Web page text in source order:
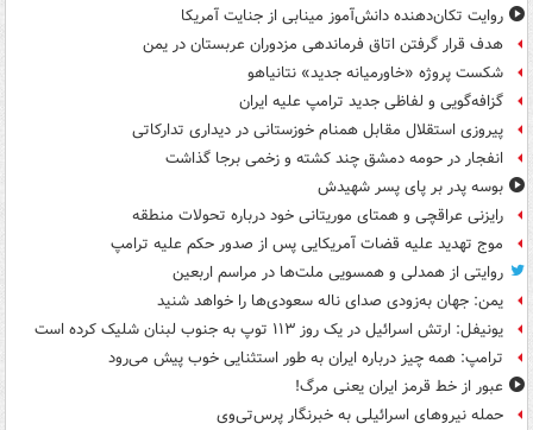
روایت تکان‌دهنده دانش‌آموز مینابی از جنایت آمریکا
هدف قرار گرفتن اتاق‌ فرماندهی مزدوران عربستان در یمن
شکست پروژه «خاورمیانه جدید» نتانیاهو
گزافه‌گویی و لفاظی جدید ترامپ علیه ایران
پیروزی استقلال مقابل همنام خوزستانی در دیداری تدارکاتی
انفجار در حومه دمشق چند کشته و زخمی برجا گذاشت
بوسه‌ پدر بر پای پسر شهیدش
رایزنی عراقچی و همتای موریتانی خود درباره تحولات منطقه
موج تهدید علیه قضات آمریکایی پس از صدور حکم علیه ترامپ
روایتی از همدلی و همسویی ملت‌ها در مراسم اربعین
یمن: جهان به‌زودی صدای ناله سعودی‌ها را خواهد شنید
یونیفل: ارتش اسرائیل در یک روز ۱۱۳ توپ به جنوب لبنان شلیک کرده است
ترامپ: همه چیز درباره ایران به طور استثنایی خوب پیش می‌رود
عبور از خط قرمز ایران یعنی مرگ!
حمله نیروهای اسرائیلی به خبرنگار پرس‌تی‌وی